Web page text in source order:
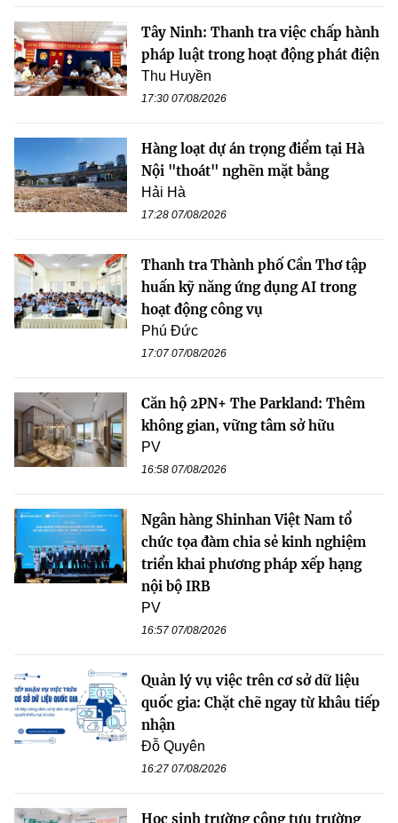
Tây Ninh: Thanh tra việc chấp hành
pháp luật trong hoạt động phát điện
Thu Huyền
17:30 07/08/2026
Hàng loạt dự án trọng điểm tại Hà
Nội "thoát" nghẽn mặt bằng
Hải Hà
17:28 07/08/2026
Thanh tra Thành phố Cần Thơ tập
huấn kỹ năng ứng dụng AI trong
hoạt động công vụ
Phú Đức
17:07 07/08/2026
Căn hộ 2PN+ The Parkland: Thêm
không gian, vững tâm sở hữu
PV
16:58 07/08/2026
Ngân hàng Shinhan Việt Nam tổ
chức tọa đàm chia sẻ kinh nghiệm
triển khai phương pháp xếp hạng
nội bộ IRB
PV
16:57 07/08/2026
Quản lý vụ việc trên cơ sở dữ liệu
quốc gia: Chặt chẽ ngay từ khâu tiếp
nhận
Đỗ Quyên
16:27 07/08/2026
Học sinh trường công tựu trường